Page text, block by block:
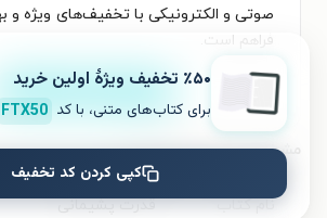
صوتی و الکترونیکی با تخفیف‌های ویژه
فراهم است.
نصب
مشخصات کتاب الکترونیکی
نام کتاب قدرت پشیمانی
٪۵۰ تخفیف ویژۀ اولین خرید
برای کتاب‌های متنی، با کد FTX50
کپی کردن کد تخفیف